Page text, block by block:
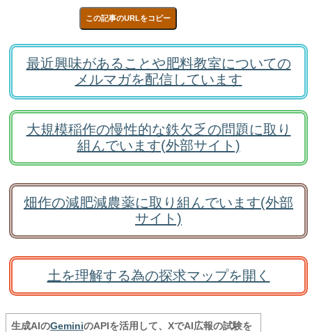
この記事のURLをコピー
最近興味があることや肥料教室についての
メルマガを配信しています
大規模稲作の慢性的な鉄欠乏の問題に取り
組んでいます(外部サイト)
畑作の減肥減農薬に取り組んでいます(外部
サイト)
土を理解する為の探求マップを開く
生成AIのGeminiのAPIを活用して、XでAI広報の試験を